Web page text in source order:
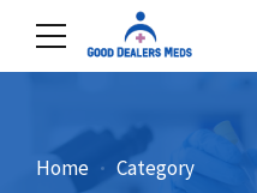
Home Category